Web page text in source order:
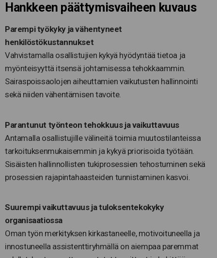
Hankkeen päättymisvaiheen kuvaus
Parempi työkyky ja vähentyneet
henkilöstökustannukset
Vahvistamalla osallistujien kykyä hyödyntää tietoa ja
myönteisyyttä itsensä johtamisessa tehokkaammin.
Sairaspoissaolojen aiheuttamien vaikutusten hallinnointi
sekä niiden vähentämisen tavoite.
Parantunut työnteon tehokkuus ja vaikuttavuus
Antamalla osallistujille välineitä toimia muutostilanteissa
tarkoituksenmukaisemmin ja kykyä priorisoida työtään.
Sisäisten hallinnollisten tukiprosessien tehostuminen sekä
prosessien rajapintahaasteiden tunnistaminen kasvoi.
Suurempi vaikuttavuus ja tuloksentekokyky
organisaatiossa
Oman työn merkityksen kirkastaneelle, motivoituneella ja
innostuneella assistenttiryhmällä on aiempaa paremmat